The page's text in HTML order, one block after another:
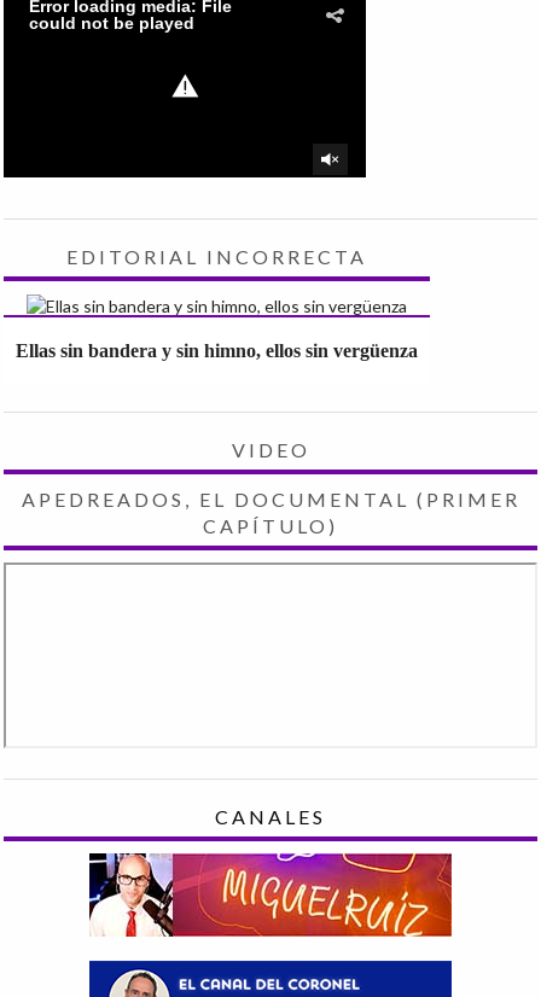
EDITORIAL INCORRECTA
Ellas sin bandera y sin himno, ellos sin vergüenza
VIDEO
APEDREADOS, EL DOCUMENTAL (PRIMER
CAPÍTULO)
CANALES